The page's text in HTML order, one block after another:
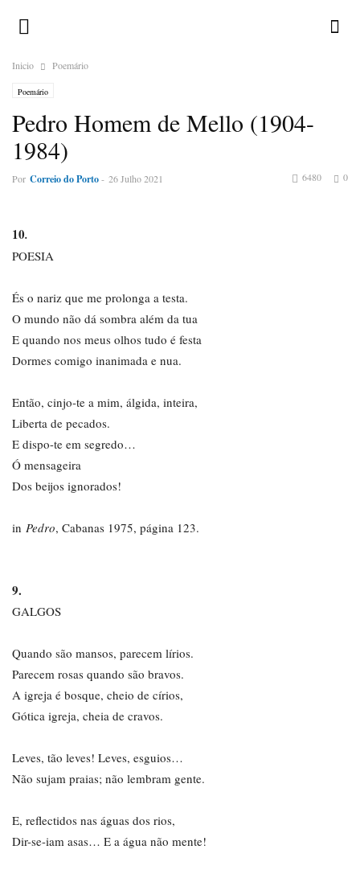
Inicio Poemário
Poemário
Pedro Homem de Mello (1904-
1984)
Por Correio do Porto- 26 Julho 2021 0
6480
10.
POESIA
És o nariz que me prolonga a testa.
O mundo não dá sombra além da tua
E quando nos meus olhos tudo é festa
Dormes comigo inanimada e nua.
Então, cinjo-te a mim, álgida, inteira,
Liberta de pecados.
E dispo-te em segredo…
Ó mensageira
Dos beijos ignorados!
in Pedro, Cabanas 1975, página 123.
9.
GALGOS
Quando são mansos, parecem lírios.
Parecem rosas quando são bravos.
A igreja é bosque, cheio de círios,
Gótica igreja, cheia de cravos.
Leves, tão leves! Leves, esguios…
Não sujam praias; não lembram gente.
E, reflectidos nas águas dos rios,
Dir-se-iam asas… E a água não mente!